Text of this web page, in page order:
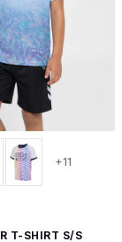
+11
T-SHIRT S/S